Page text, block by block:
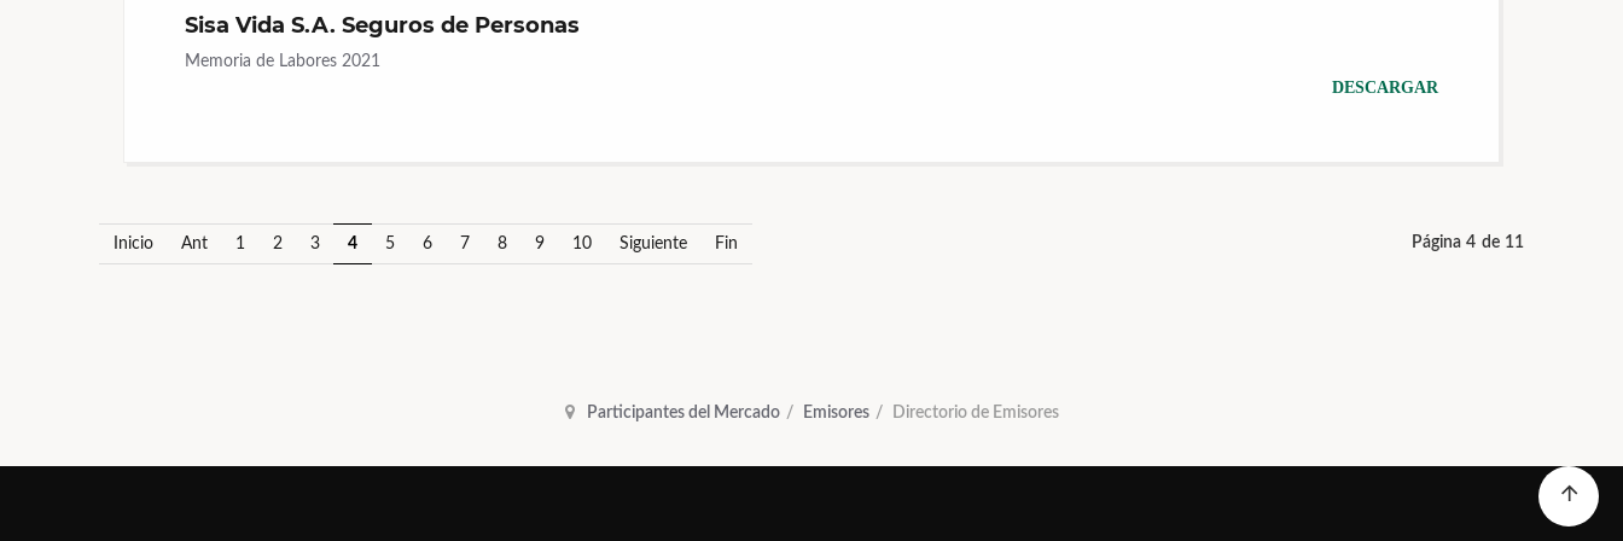
Sisa Vida S.A. Seguros de Personas
Memoria de Labores 2021
DESCARGAR
Página 4 de 11
Inicio Ant 1 2 3 4 5 6 7 8 9 10 Siguiente Fin
Participantes del Mercado Emisores Directorio de Emisores